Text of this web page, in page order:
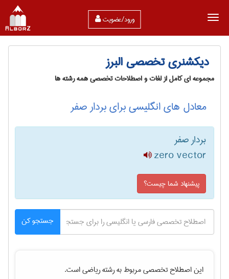
ورود/عضویت
دیکشنری تخصصی البرز
مجموعه ای کامل از لغات و اصطلاحات تخصصی همه رشته ها
معادل های انگلیسی برای بردار صفر
بردار صفر
zero vector
پیشنهاد شما چیست؟
جستجو کن
این اصطلاح تخصصی مربوط به رشتهرياضیاست.